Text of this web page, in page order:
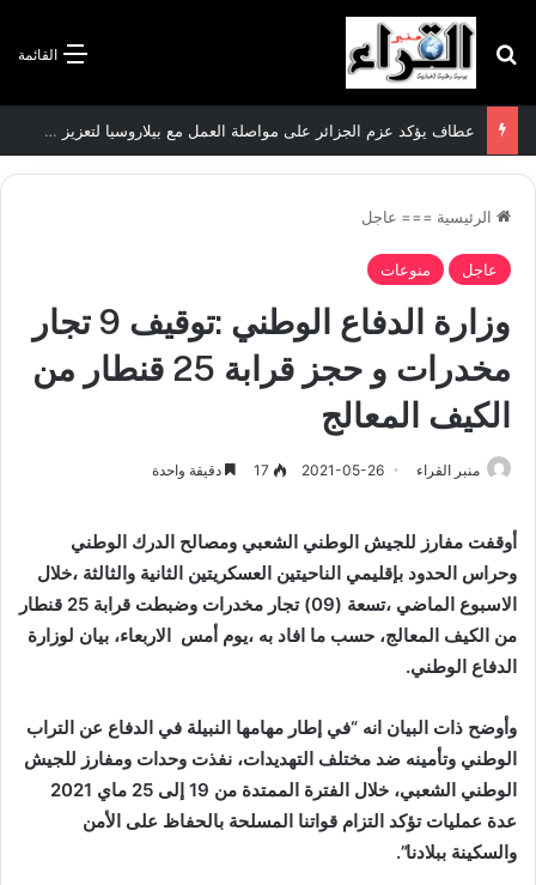
القائمة بحث عن
عطاف يؤكد عزم الجزائر على مواصلة العمل مع بيلاروسيا لتعزيز العلاقات الثنائية
الرئيسية === عاجل
عاجل منوعات
وزارة الدفاع الوطني :توقيف 9 تجار
مخدرات و حجز قرابة 25 قنطار من
الكيف المعالج
منبر القراء 2021-05-26
17 دقيقة واحدة
أوقفت مفارز للجيش الوطني الشعبي ومصالح الدرك الوطني
وحراس الحدود بإقليمي الناحيتين العسكريتين الثانية والثالثة ،خلال
الاسبوع الماضي ،تسعة (09) تجار مخدرات وضبطت قرابة 25 قنطار
من الكيف المعالج، حسب ما افاد به ،يوم أمس الاربعاء، بيان لوزارة
الدفاع الوطني.
وأوضح ذات البيان انه “في إطار مهامها النبيلة في الدفاع عن التراب
الوطني وتأمينه ضد مختلف التهديدات، نفذت وحدات ومفارز للجيش
الوطني الشعبي، خلال الفترة الممتدة من 19 إلى 25 ماي 2021
عدة عمليات تؤكد التزام قواتنا المسلحة بالحفاظ على الأمن
والسكينة ببلادنا”.